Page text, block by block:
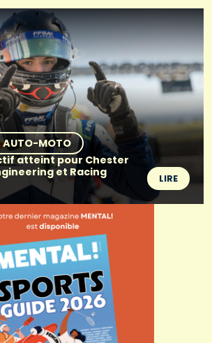
AUTO-MOTO
atteint pour Chester
et Racing
LIRE